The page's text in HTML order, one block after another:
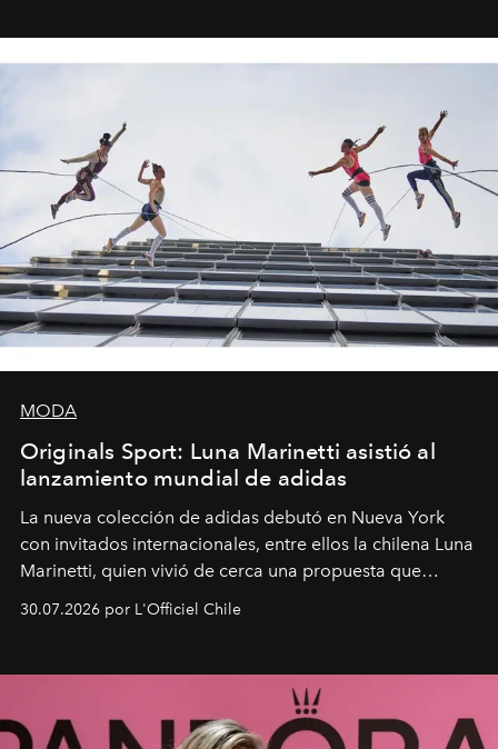
MODA
Originals Sport: Luna Marinetti asistió al
lanzamiento mundial de adidas
La nueva colección de adidas debutó en Nueva York
con invitados internacionales, entre ellos la chilena Luna
Marinetti, quien vivió de cerca una propuesta que
fusiona moda y rendimiento.
30.07.2026 por L'Officiel Chile